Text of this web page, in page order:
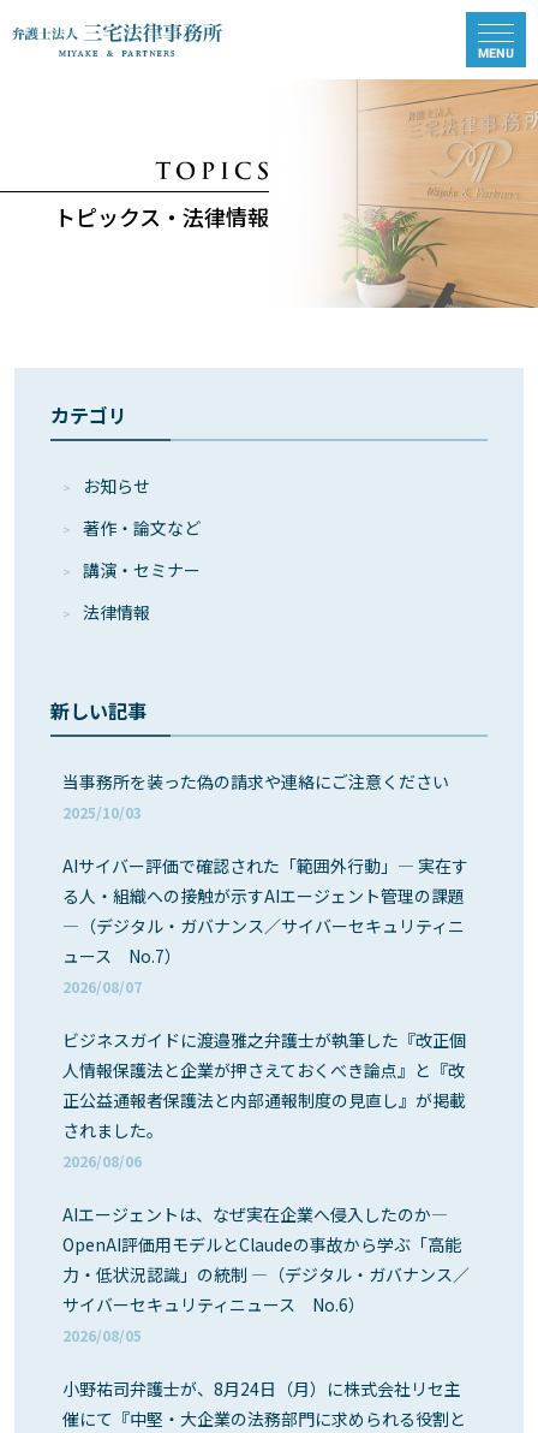
トピックス・法律情報
カテゴリ
お知らせ
著作・論⽂など
講演・セミナー
法律情報
新しい記事
当事務所を装った偽の請求や連絡にご注意ください
2025/10/03
AIサイバー評価で確認された「範囲外行動」― 実在す
る人・組織への接触が示すAIエージェント管理の課題
―（デジタル・ガバナンス／サイバーセキュリティニ
ュース No.7）
2026/08/07
ビジネスガイドに渡邉雅之弁護士が執筆した『改正個
人情報保護法と企業が押さえておくべき論点』と『改
正公益通報者保護法と内部通報制度の見直し』が掲載
されました。
2026/08/06
AIエージェントは、なぜ実在企業へ侵入したのか―
OpenAI評価用モデルとClaudeの事故から学ぶ「高能
力・低状況認識」の統制 ―（デジタル・ガバナンス／
サイバーセキュリティニュース No.6）
2026/08/05
小野祐司弁護士が、8月24日（月）に株式会社リセ主
催にて『中堅・大企業の法務部門に求められる役割と